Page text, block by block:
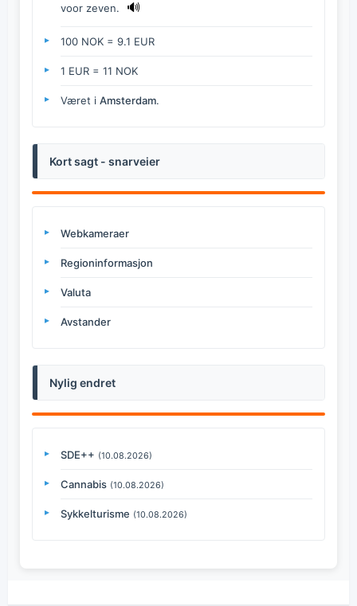
voor zeven.
🔊
100 NOK = 9.1 EUR
1 EUR = 11 NOK
Været i Amsterdam.
Kort sagt - snarveier
Webkameraer
Regioninformasjon
Valuta
Avstander
Nylig endret
SDE++ (10.08.2026)
Cannabis (10.08.2026)
Sykkelturisme (10.08.2026)